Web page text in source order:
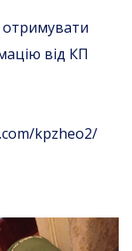
отримувати
від КП
kpzheo2/